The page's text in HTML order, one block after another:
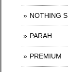
NOTHING
PARAH
PREMIUM